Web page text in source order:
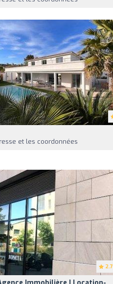
et les coordonnées
2.7